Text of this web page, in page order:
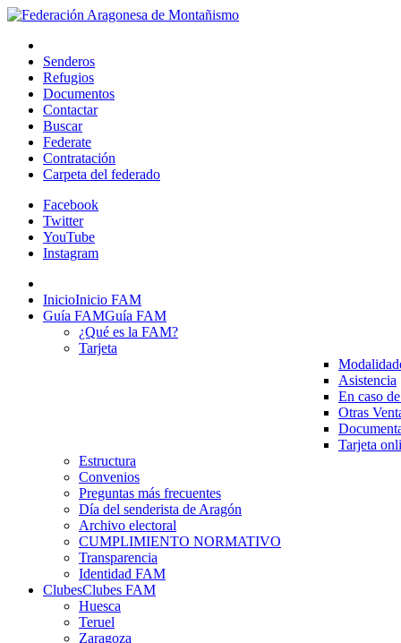
Senderos
Refugios
Documentos
Contactar
Buscar
Federate
Contratación
Carpeta del federado
Facebook
Twitter
YouTube
Instagram
InicioInicio FAM
Guía FAMGuía FAM
¿Qué es la FAM?
Tarjeta
Asistencia
En caso
Otras
Tarjeta
Estructura
Convenios
Preguntas más frecuentes
Día del senderista de Aragón
Archivo electoral
CUMPLIMIENTO NORMATIVO
Transparencia
Identidad FAM
ClubesClubes FAM
Huesca
Teruel
Zaragoza